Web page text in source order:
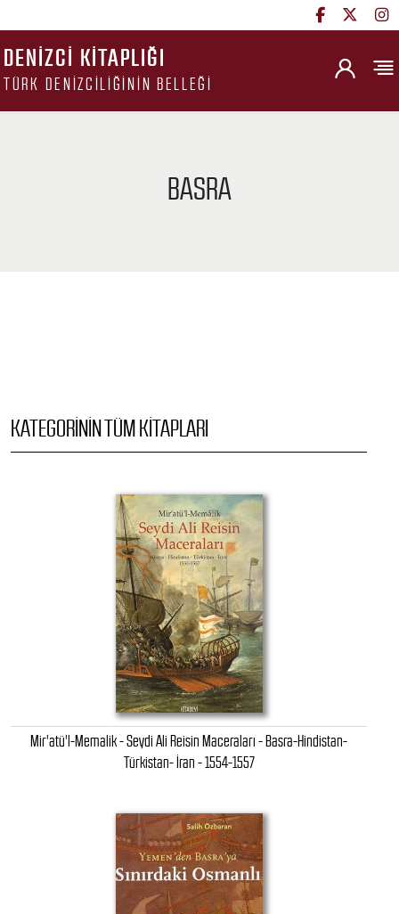
DENIZCI KITAPLIĞI
TÜRK DENIZCILIĞININ BELLEĞI
BASRA
KATEGORININ TÜM KITAPLARI
Mir'atü'l-Memalik - Seydi Ali Reisin Maceraları - Basra-Hindistan-
Türkistan- İran - 1554-1557